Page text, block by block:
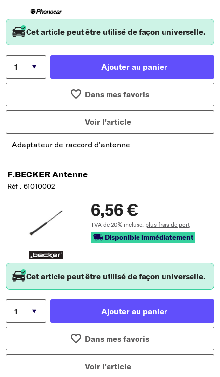
Cet article peut être utilisé de façon universelle.
Ajouter au panier
Dans mes favoris
Voir l'article
Adaptateur de raccord d'antenne
F.BECKER Antenne
Réf : 61010002
6,56 €
TVA de 20% incluse, plus frais de port
Disponible immédiatement
Cet article peut être utilisé de façon universelle.
Ajouter au panier
Dans mes favoris
Voir l'article